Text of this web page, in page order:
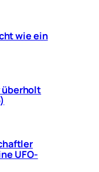
wie ein
überholt
UFO-